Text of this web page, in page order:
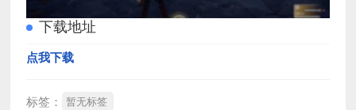
下载地址
点我下载
标签： 暂无标签